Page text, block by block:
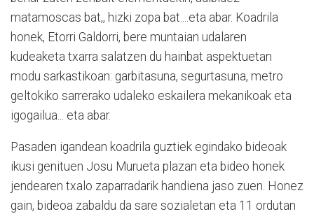
matamoscas bat,, hizki zopa bat....eta abar. Koadrila
honek, Etorri Galdorri, bere muntaian udalaren
kudeaketa txarra salatzen du hainbat aspektuetan
modu sarkastikoan: garbitasuna, segurtasuna, metro
geltokiko sarrerako udaleko eskailera mekanikoak eta
igogailua... eta abar.
Pasaden igandean koadrila guztiek egindako bideoak
ikusi genituen Josu Murueta plazan eta bideo honek
jendearen txalo zaparradarik handiena jaso zuen. Honez
gain, bideoa zabaldu da sare sozialetan eta 11 ordutan